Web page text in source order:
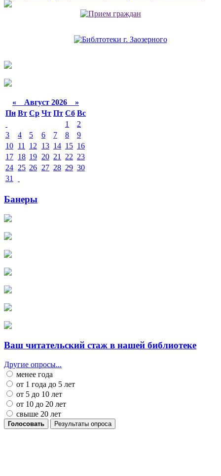
« Август 2026 »
Пн Вт Ср Чт Пт Сб Вс
1
2
3
4 5 6 7 8
9
10 11 12 13 14 15 16
17 18 19 20 21 22 23
24 25 26 27 28 29 30
31
Банеры
Ваш читательский стаж в нашей библиотеке
Другие опросы...
менее года
от 1 года до 5 лет
от 5 до 10 лет
от 10 до 20 лет
свыше 20 лет
Голосовать Результаты опроса